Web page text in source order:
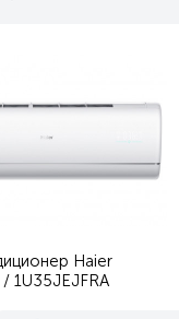
Haier
1U35JEJFRA